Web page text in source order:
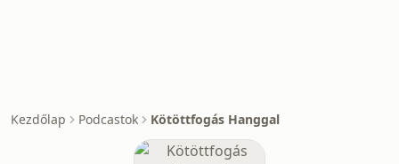
Kezdőlap Podcastok Kötöttfogás Hanggal